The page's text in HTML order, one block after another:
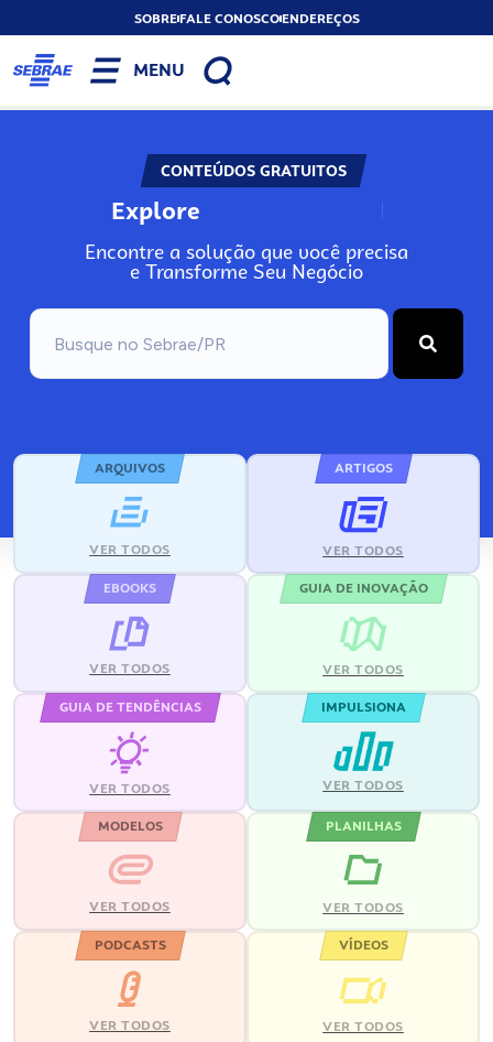
SOBREFALE CONOSCOENDEREÇOS
MENU
CONTEÚDOS GRATUITOS
Explore N
Encontre a solução que você precisa
e Transforme Seu Negócio
ARQUIVOS
VER TODOS
ARTIGOS
VER TODOS
EBOOKS
VER TODOS
GUIA DE INOVAÇÃO
VER TODOS
GUIA DE TENDÊNCIAS
VER TODOS
IMPULSIONA
VER TODOS
MODELOS
VER TODOS
PLANILHAS
VER TODOS
PODCASTS
VER TODOS
VÍDEOS
VER TODOS